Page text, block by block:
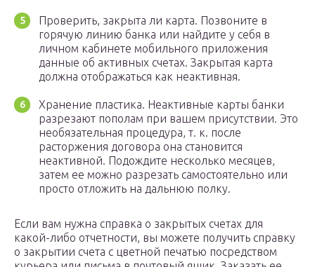
Проверить, закрыта ли карта. Позвоните в
горячую линию банка или найдите у себя в
личном кабинете мобильного приложения
данные об активных счетах. Закрытая карта
должна отображаться как неактивная.
Хранение пластика. Неактивные карты банки
разрезают пополам при вашем присутствии. Это
необязательная процедура, т. к. после
расторжения договора она становится
неактивной. Подождите несколько месяцев,
затем ее можно разрезать самостоятельно или
просто отложить на дальнюю полку.
Если вам нужна справка о закрытых счетах для
какой-либо отчетности, вы можете получить справку
о закрытии счета с цветной печатью посредством